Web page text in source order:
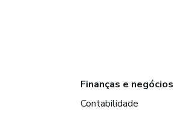
Finanças e negócios
Contabilidade